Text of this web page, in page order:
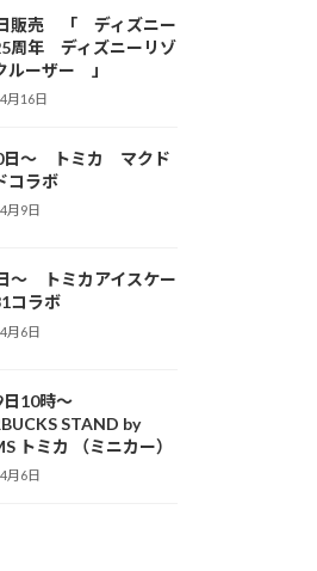
販売 「 ディズニー
周年 ディズニーリゾ
ルーザー 」
月16日
日～ トミカ マクド
コラボ
月9日
～ トミカアイスケー
コラボ
月6日
日10時～
STAND by
トミカ （ミニカー）
月6日